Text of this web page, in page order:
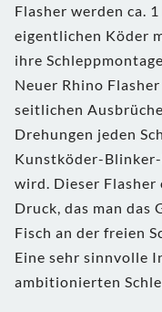
Flasher werden ca.
eigentlichen Köder
ihre
Neuer Rhino
seitlichen
Drehungen jeden
Kunstköder-
wird. Dieser
Druck, das man das
Fisch an der freien
Eine sehr sinnvolle
ambitionierten